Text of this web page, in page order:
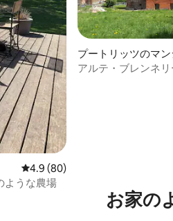
レビュー80件、5つ星中4.9つ星
4.9 (80)
ような農場
プートリッツのマン
アパート
アルテ・ブレンネ
お家の